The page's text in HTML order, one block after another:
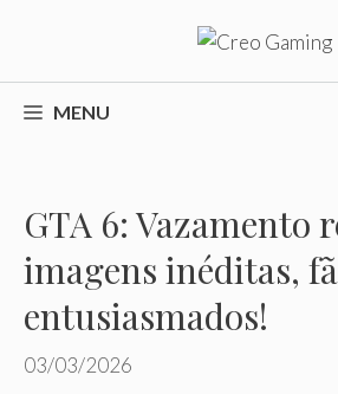
o
conteúdoMENU
GTA 6: Vazamento
imagens inéditas,
entusiasmados!
03/03/2026